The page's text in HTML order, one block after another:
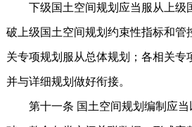
下级国土空间规划应当服从上级
破上级国土空间规划约束性指标和管
关专项规划服从总体规划；各相关专
并与详细规划做好衔接。
第十一条 国土空间规划编制应当